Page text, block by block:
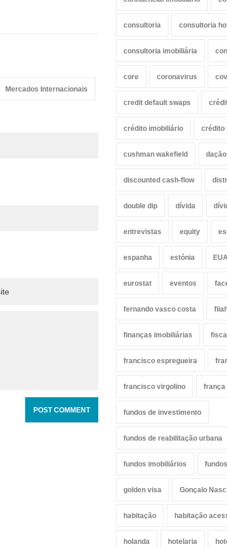
Mercados Internacionais
consultoria consultoria
consultoria imobiliária
core coronavirus
credit default swaps
crédito imobiliário crédito
cushman wakefield
discounted cash-flow
double dip dívida
entrevistas equity
espanha estónia EUA
eurostat eventos
fernando vasco costa
finanças imobiliárias
francisco espregueira
francisco virgolino frança
fundos de investimento
fundos de reabilitação urbana
fundos imobiliários
golden visa Gonçalo
habitação habitação
holanda hotelaria